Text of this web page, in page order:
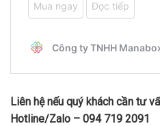
Liên hệ nếu quý khách cần tư
Hotline/Zalo – 094 719 2091